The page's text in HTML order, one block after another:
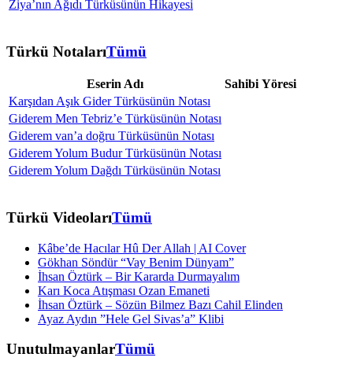
Ziya’nın Ağıdı Türküsünün Hikayesi
Türkü NotalarıTümü
Eserin Adı Sahibi Yöresi
Karşıdan Aşık Gider Türküsünün Notası
Giderem Men Tebriz’e Türküsünün Notası
Giderem van’a doğru Türküsünün Notası
Giderem Yolum Budur Türküsünün Notası
Giderem Yolum Dağdı Türküsünün Notası
Türkü VideolarıTümü
Kâbe’de Hacılar Hû Der Allah | AI Cover
Gökhan Söndür “Vay Benim Dünyam”
İhsan Öztürk – Bir Kararda Durmayalım
Karı Koca Atışması Ozan Emaneti
İhsan Öztürk – Sözün Bilmez Bazı Cahil Elinden
Ayaz Aydın ”Hele Gel Sivas’a” Klibi
UnutulmayanlarTümü